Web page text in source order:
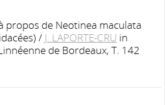
propos de Neotinea maculata
/ J. LAPORTE-CRU in
de Bordeaux, T. 142